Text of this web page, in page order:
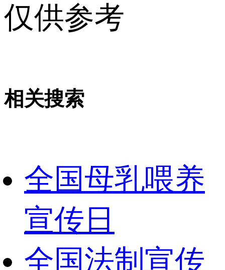
仅供参考
相关搜索
全国母乳喂养
宣传日
全国法制宣传